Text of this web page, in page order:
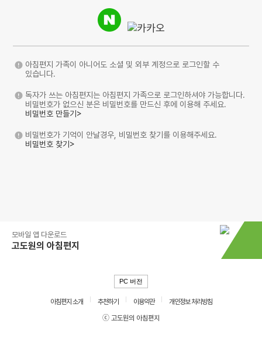
아침편지 가족이 아니어도 소셜 및 외부 계정으로 로그인할 수
있습니다.
독자가 쓰는 아침편지는 아침편지 가족으로 로그인하셔야 가능합니다.
비밀번호가 없으신 분은 비밀번호를 만드신 후에 이용해 주세요.
비밀번호 만들기>
비밀번호가 기억이 안날경우, 비밀번호 찾기를 이용해주세요.
비밀번호 찾기>
모바일 앱 다운로드
고도원의 아침편지
PC 버전
아침편지 소개 추천하기 이용약관
개인정보 처리방침
ⓒ 고도원의 아침편지